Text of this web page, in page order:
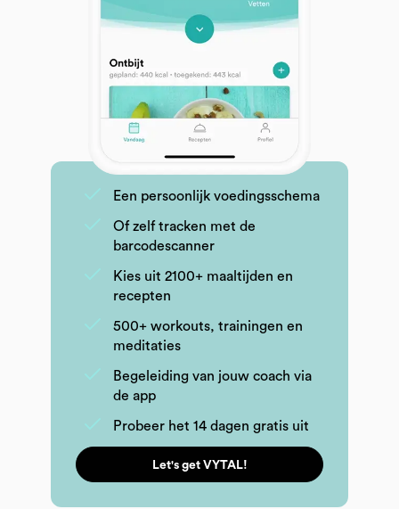
Een persoonlijk voedingsschema
Of zelf tracken met de
barcodescanner
Kies uit 2100+ maaltijden en
recepten
500+ workouts, trainingen en
meditaties
Begeleiding van jouw coach via
de app
Probeer het 14 dagen gratis uit
Let's get VYTAL!